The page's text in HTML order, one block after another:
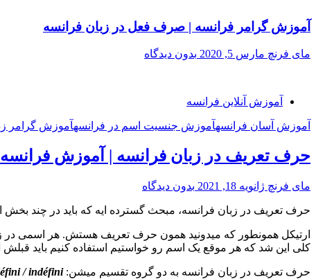
آموزش گرامر فرانسه | صرف فعل در زبان فرانسه
مای فرنچ مارس 5, 2020 بدون دیدگاه
آموزش آنلاین فرانسه
آموزش آسان فرانسهآموزش جنسیت اسم در فرانسهآموزش گرامر
حرف تعریف در زبان فرانسه | آموزش فرانسه
مای فرنچ ژانویه 18, 2021 بدون دیدگاه
حرف تعریف در زبان فرانسه، مبحث گسترده ایه که باید در چند بخش
کلی این شد که هر موقع یک اسم رو خواستیم استفاده کنیم باید قبلش
حرف تعریف در زبان فرانسه به دو گروه تقسیم میشن:/ indéfini